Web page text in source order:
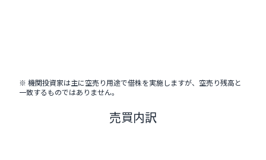
※ 機関投資家は主に空売り用途で借株を実施しますが、空売り残高と
一致するものではありません。
売買内訳